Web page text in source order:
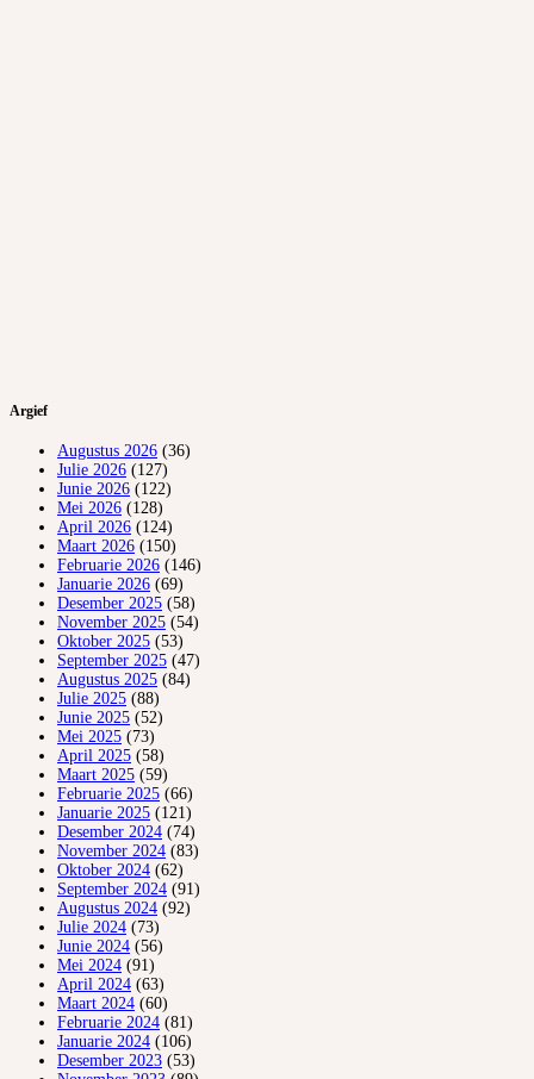
Argief
Augustus 2026 (36)
Julie 2026 (127)
Junie 2026 (122)
Mei 2026 (128)
April 2026 (124)
Maart 2026 (150)
Februarie 2026 (146)
Januarie 2026 (69)
Desember 2025 (58)
November 2025 (54)
Oktober 2025 (53)
September 2025 (47)
Augustus 2025 (84)
Julie 2025 (88)
Junie 2025 (52)
Mei 2025 (73)
April 2025 (58)
Maart 2025 (59)
Februarie 2025 (66)
Januarie 2025 (121)
Desember 2024 (74)
November 2024 (83)
Oktober 2024 (62)
September 2024 (91)
Augustus 2024 (92)
Julie 2024 (73)
Junie 2024 (56)
Mei 2024 (91)
April 2024 (63)
Maart 2024 (60)
Februarie 2024 (81)
Januarie 2024 (106)
Desember 2023 (53)